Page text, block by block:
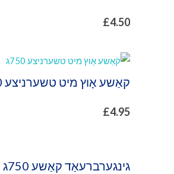
£4.50
קאַשע אָוץ מיט טשערניצע 750ג
£4.95
גינגערברעאַד קאַשע 750ג